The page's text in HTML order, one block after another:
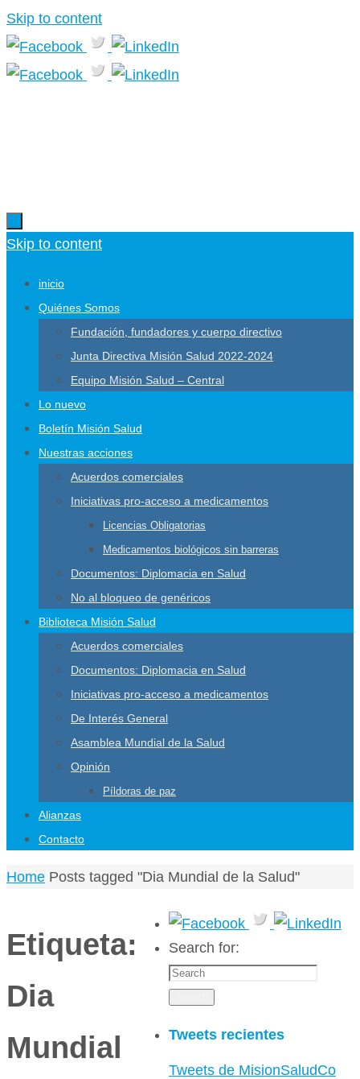
Skip to content
Skip to content
inicio
Quiénes Somos
Fundación, fundadores y cuerpo directivo
Junta Directiva Misión Salud 2022-2024
Equipo Misión Salud – Central
Lo nuevo
Boletín Misión Salud
Nuestras acciones
Acuerdos comerciales
Iniciativas pro-acceso a medicamentos
Licencias Obligatorias
Medicamentos biológicos sin barreras
Documentos: Diplomacia en Salud
No al bloqueo de genéricos
Biblioteca Misión Salud
Acuerdos comerciales
Documentos: Diplomacia en Salud
Iniciativas pro-acceso a medicamentos
De Interés General
Asamblea Mundial de la Salud
Opinión
Píldoras de paz
Alianzas
Contacto
Home Posts tagged "Dia Mundial de la Salud"
Etiqueta:
Dia
Mundial
Search for:
Tweets recientes
Tweets de MisionSaludCo
Más información.